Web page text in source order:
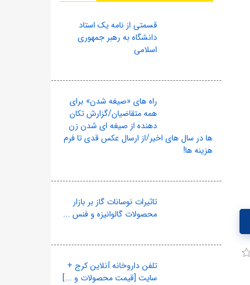
قسمتی از نامه یک استاد
دانشگاه به رهبر جمهوری
اسلامی
راه های «صیغه شدن» برای
همه متقاضیان/گزارش تکان
دهنده از صیغه ای شدن زن
ها در سال های اخیر/از ارسال عکس قدی تا فرم
هزینه ها!
تاثیرات نوسانات گاز بر بازار
محصولات گالوانیزه و فنس ...
تلفن داروخانه آنلاین کرج +
سایت [قیمت محصولات و ...]